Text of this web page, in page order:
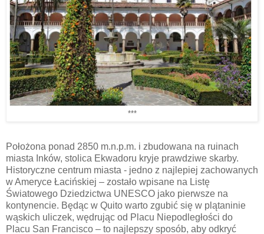
***
Położona ponad 2850 m.n.p.m. i zbudowana na ruinach
miasta Inków, stolica Ekwadoru kryje prawdziwe skarby.
Historyczne centrum miasta - jedno z najlepiej zachowanych
w Ameryce Łacińskiej – zostało wpisane na Listę
Światowego Dziedzictwa UNESCO jako pierwsze na
kontynencie. Będąc w Quito warto zgubić się w plątaninie
wąskich uliczek, wędrując od Placu Niepodległości do
Placu San Francisco – to najlepszy sposób, aby odkryć